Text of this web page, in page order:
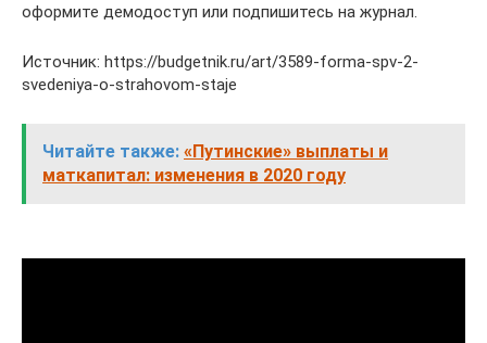
оформите демодоступ или подпишитесь на журнал.
Источник: https://budgetnik.ru/art/3589-forma-spv-2-
svedeniya-o-strahovom-staje
Читайте также: «Путинские» выплаты и
маткапитал: изменения в 2020 году